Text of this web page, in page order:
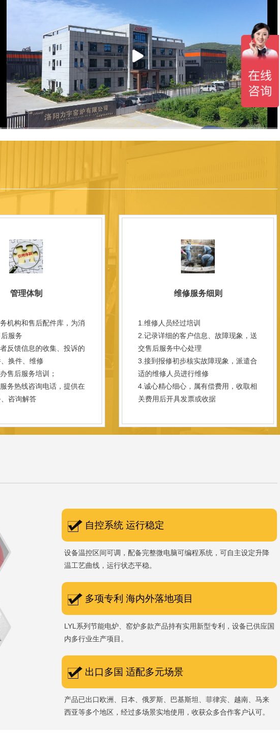
管理体制
机构和售后配件库，为消
服务
反馈信息的收集、投诉的
换件、维修
售后服务培训；
务热线咨询电话，提供在
咨询解答
维修服务细则
1.维修人员经过培训
2.记录详细的客户信息、故障现象，送
交售后服务中心处理
3.接到报修初步核实故障现象，派遣合
适的维修人员进行维修
4.诚心精心细心，属有偿费用，收取相
关费用后开具发票或收据
自控系统 运行稳定
设备温控区间可调，配备完整微电脑可编程系统，可自主设定升降
温工艺曲线，运行状态平稳。
多项专利 海内外落地项目
LYL系列节能电炉、窑炉多款产品持有实用新型专利，设备已供应国
内多行业生产项目。
出口多国 适配多元场景
产品已出口欧洲、日本、俄罗斯、巴基斯坦、菲律宾、越南、马来
西亚等多个地区，经过多场景实地使用，收获众多合作客户认可。